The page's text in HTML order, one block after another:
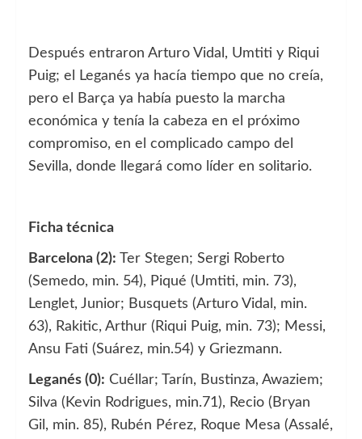
Después entraron Arturo Vidal, Umtiti y Riqui
Puig; el Leganés ya hacía tiempo que no creía,
pero el Barça ya había puesto la marcha
económica y tenía la cabeza en el próximo
compromiso, en el complicado campo del
Sevilla, donde llegará como líder en solitario.
Ficha técnica
Barcelona (2): Ter Stegen; Sergi Roberto
(Semedo, min. 54), Piqué (Umtiti, min. 73),
Lenglet, Junior; Busquets (Arturo Vidal, min.
63), Rakitic, Arthur (Riqui Puig, min. 73); Messi,
Ansu Fati (Suárez, min.54) y Griezmann.
Leganés (0): Cuéllar; Tarín, Bustinza, Awaziem;
Silva (Kevin Rodrigues, min.71), Recio (Bryan
Gil, min. 85), Rubén Pérez, Roque Mesa (Assalé,